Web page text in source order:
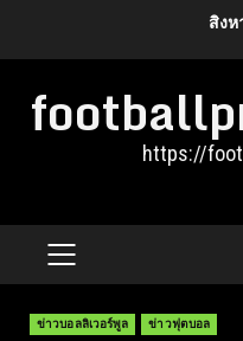
สิงห
https://
PRIMARY
ข่าวบอลลิเวอร์พูล ข่าวฟุตบอล